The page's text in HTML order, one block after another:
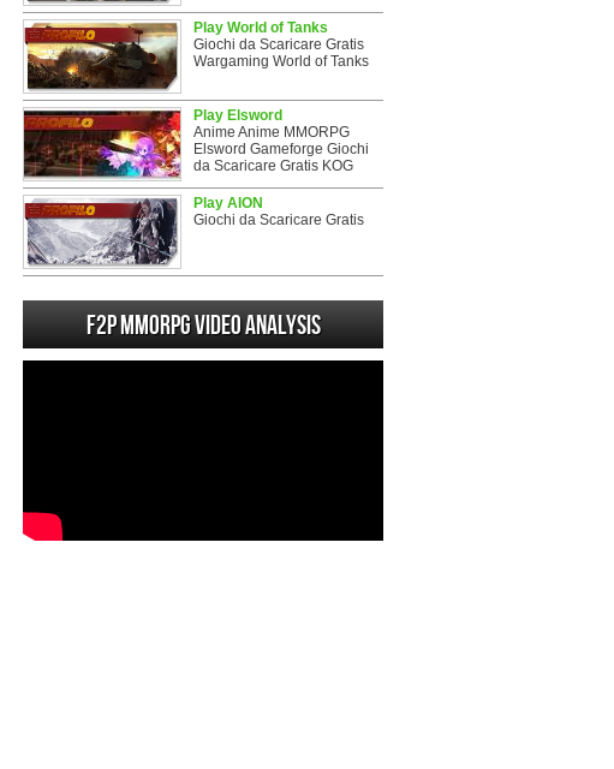
Play World of Tanks
Giochi da Scaricare Gratis
Wargaming World of Tanks
Play Elsword
Anime Anime MMORPG
Elsword Gameforge Giochi
da Scaricare Gratis KOG
Play AION
Giochi da Scaricare Gratis
F2P MMORPG Video analysis